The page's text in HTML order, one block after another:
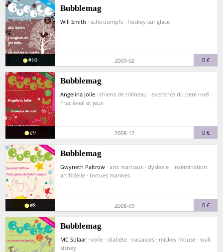
Bubblemag
Will Smith · schtroumpfs · hockey sur glace
#10 2009-02 0 €
Bubblemag
Angelina Jolie · chiens de traîneau · existence du père noël ·
fnac éveil et jeux
#9 2008-12 0 €
Bubblemag
Gwyneth Paltrow · arts martiaux · dyslexie · insémination
artificielle · tortues marines
#8 2008-09 0 €
Bubblemag
MC Solaar · voile · diabète · vacances · mickey mouse · walt
sisney